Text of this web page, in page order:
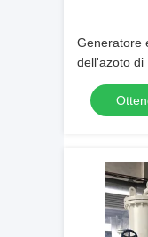
Generatore
dell'azoto di
della